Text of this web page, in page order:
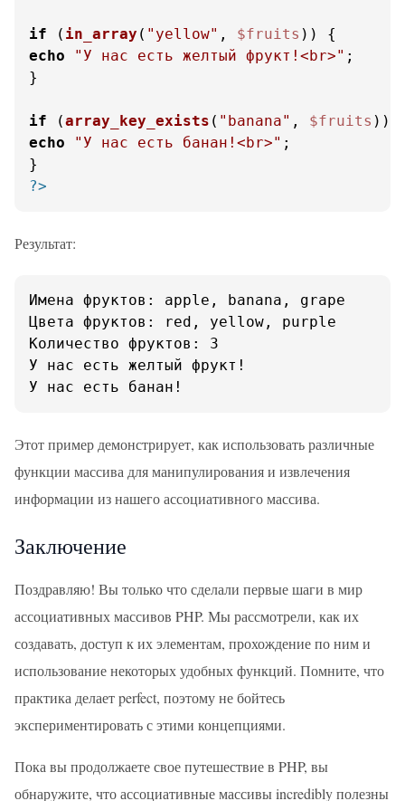
if ( in_array ( "yellow" , $fruits
echo
"У нас есть желтый фрукт!<br>" ;
}
if (array_key_exists ( "banana" , $fruits
echo
"У нас есть банан!<br>" ;
?>
Результат:
Имена фруктов: apple, banana, grape
Цвета фруктов: red, yellow, purple
Количество фруктов: 3
У нас есть желтый фрукт!
У нас есть банан!
Этот пример демонстрирует, как использовать различные
функции массива для манипулирования и извлечения
информации из нашего ассоциативного массива.
Заключение
Поздравляю! Вы только что сделали первые шаги в мир
ассоциативных массивов PHP. Мы рассмотрели, как их
создавать, доступ к их элементам, прохождение по ним и
использование некоторых удобных функций. Помните, что
практика делает perfect, поэтому не бойтесь
экспериментировать с этими концепциями.
Пока вы продолжаете свое путешествие в PHP, вы
обнаружите, что ассоциативные массивы incredibly полезны